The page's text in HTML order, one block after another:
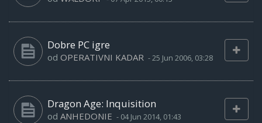
Dobre PC igre
od OPERATIVNI KADAR -25 Jun 2006, 03:28
Dragon Age: Inquisition
od ANHEDONIE - 04 Jun 2014, 01:43